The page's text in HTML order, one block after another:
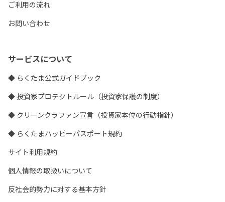
ご利用の流れ
お問い合わせ
サービスについて
◆ らくたま公式ガイドブック
◆ 投資家プロテクトルール（投資家保護の制度）
◆ クリーンクラファン宣言（投資家本位の行動指針）
◆ らくたまハッピーパスポート規約
サイト利用規約
個人情報の取扱いについて
反社会的勢力に対する基本方針